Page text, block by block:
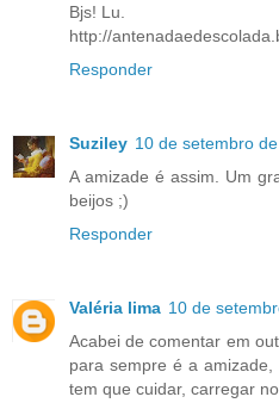
Bjs! Lu.
http://
Responder
Suziley 10 de setembro
A amizade é assim. Um
beijos ;)
Responder
Valéria lima 10 de
Acabei de comentar em
para sempre é a
tem que cuidar, carregar